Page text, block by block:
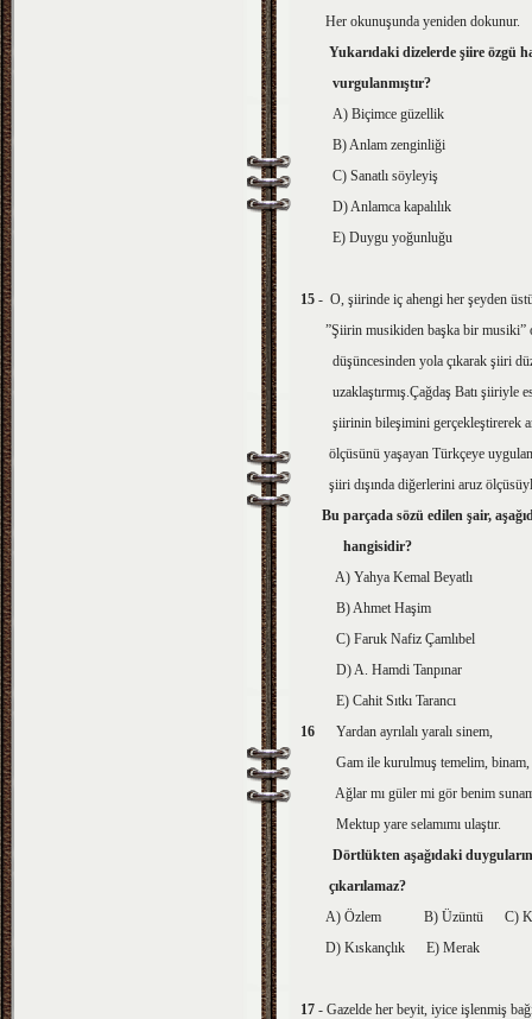
Her okunuşunda yeniden dokunur.
Yukarıdaki dizelerde şiire özgü
vurgulanmıştır?
A) Biçimce güzellik
B) Anlam zenginliği
C) Sanatlı söyleyiş
D) Anlamca kapalılık
E) Duygu yoğunluğu
15 - O, şiirinde iç ahengi her şeyden
”Şiirin musikiden başka bir musiki”
düşüncesinden yola çıkarak şiiri
uzaklaştırmış.Çağdaş Batı şiiriyle
şiirinin bileşimini gerçekleştirerek
ölçüsünü yaşayan Türkçeye
şiiri dışında diğerlerini aruz
Bu parçada sözü edilen şair,
hangisidir?
A) Yahya Kemal Beyatlı
B) Ahmet Haşim
C) Faruk Nafiz Çamlıbel
D) A. Hamdi Tanpınar
E) Cahit Sıtkı Tarancı
16
Yardan ayrılalı yaralı sinem,
Gam ile kurulmuş temelim, binam,
Ağlar mı güler mi gör benim
Mektup yare
Dörtlükten aşağıdaki
çıkarılamaz?
A) Özlem B) Üzüntü C)
D) Kıskançlık E) Merak
17 - Gazelde her beyit, iyice işlenmiş